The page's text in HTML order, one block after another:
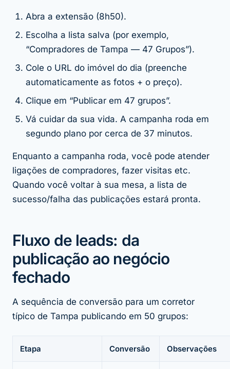
Abra a extensão (8h50).
Escolha a lista salva (por exemplo,
“Compradores de Tampa — 47 Grupos”).
Cole o URL do imóvel do dia (preenche
automaticamente as fotos + o preço).
Clique em “Publicar em 47 grupos”.
Vá cuidar da sua vida. A campanha roda em
segundo plano por cerca de 37 minutos.
Enquanto a campanha roda, você pode atender
ligações de compradores, fazer visitas etc.
Quando você voltar à sua mesa, a lista de
sucesso/falha das publicações estará pronta.
Fluxo de leads: da
publicação ao negócio
fechado
A sequência de conversão para um corretor
típico de Tampa publicando em 50 grupos:
Etapa Conversão Observações